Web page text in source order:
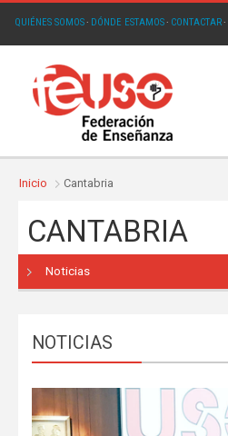
QUIÉNES SOMOS· DÓNDE ESTAMOS· CONTACTAR·
Inicio Cantabria
CANTABRIA
Noticias
NOTICIAS